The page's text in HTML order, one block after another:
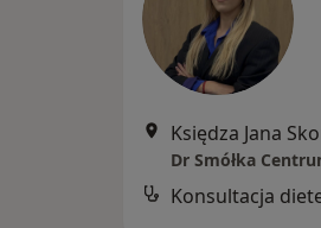
Księdza Jana
Dr Smółka
Konsultacja